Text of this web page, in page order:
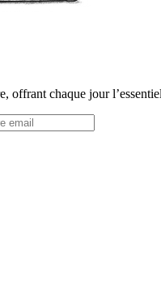
offrant chaque jour